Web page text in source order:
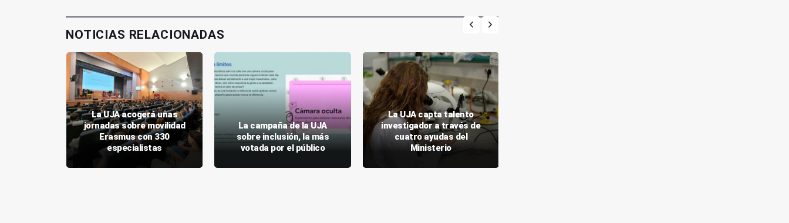
NOTICIAS RELACIONADAS
La UJA acogerá unas
jornadas sobre movilidad
Erasmus con 330
especialistas
La campaña de la UJA
sobre inclusión, la más
votada por el público
La UJA capta talento
investigador a través de
cuatro ayudas del
Ministerio